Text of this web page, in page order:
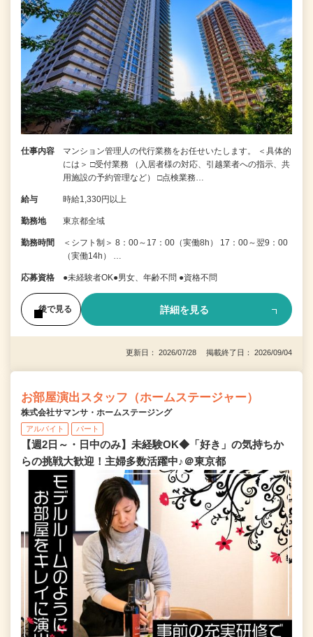
仕事内容
マンション管理人の代行業務をお任せいたします。 ＜具体的
には＞ □受付業務 （入居者様の対応、引越業者への指示、共
用施設の予約管理など） □点検業務…
給与 時給1,330円以上
勤務地 東京都全域
勤務時間
＜シフト制＞ 8：00～17：00（実働8h） 17：00～翌9：00
（実働14h） …
応募資格 ●未経験者OK●男女、年齢不問 ●資格不問
後で見る 詳細を見る
更新日： 2026/07/28 掲載終了日： 2026/09/04
お部屋演出スタッフ（ホームステージャー）
株式会社サマンサ・ホームステージング
アルバイト パート
【週2日～・日中のみ】未経験OK◆「好き」の気持ちか
らの挑戦大歓迎！主婦多数活躍中♪＠東京都